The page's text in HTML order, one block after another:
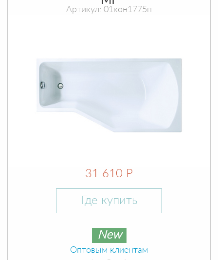
Артикул: 01кон1775п
31 610 Р
Где купить
New
Оптовым клиентам